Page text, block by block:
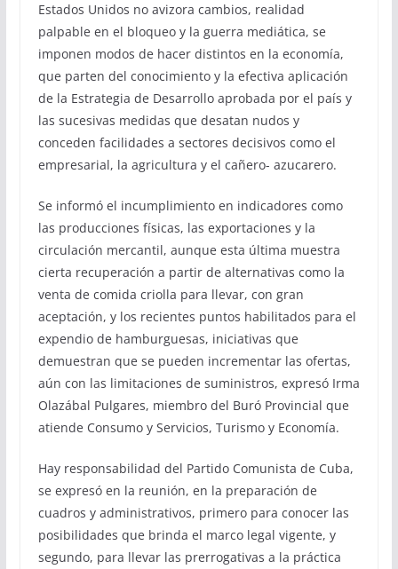
Estados Unidos no avizora cambios, realidad
palpable en el bloqueo y la guerra mediática, se
imponen modos de hacer distintos en la economía,
que parten del conocimiento y la efectiva aplicación
de la Estrategia de Desarrollo aprobada por el país y
las sucesivas medidas que desatan nudos y
conceden facilidades a sectores decisivos como el
empresarial, la agricultura y el cañero- azucarero.
Se informó el incumplimiento en indicadores como
las producciones físicas, las exportaciones y la
circulación mercantil, aunque esta última muestra
cierta recuperación a partir de alternativas como la
venta de comida criolla para llevar, con gran
aceptación, y los recientes puntos habilitados para el
expendio de hamburguesas, iniciativas que
demuestran que se pueden incrementar las ofertas,
aún con las limitaciones de suministros, expresó Irma
Olazábal Pulgares, miembro del Buró Provincial que
atiende Consumo y Servicios, Turismo y Economía.
Hay responsabilidad del Partido Comunista de Cuba,
se expresó en la reunión, en la preparación de
cuadros y administrativos, primero para conocer las
posibilidades que brinda el marco legal vigente, y
segundo, para llevar las prerrogativas a la práctica